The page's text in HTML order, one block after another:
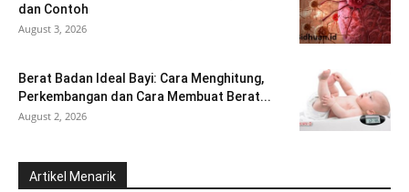
dan Contoh
August 3, 2026
Berat Badan Ideal Bayi: Cara Menghitung,
Perkembangan dan Cara Membuat Berat...
August 2, 2026
Artikel Menarik